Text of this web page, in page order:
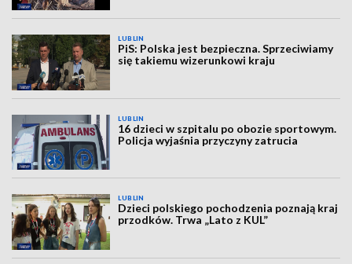
LUBLIN
PiS: Polska jest bezpieczna. Sprzeciwiamy
się takiemu wizerunkowi kraju
LUBLIN
16 dzieci w szpitalu po obozie sportowym.
Policja wyjaśnia przyczyny zatrucia
LUBLIN
Dzieci polskiego pochodzenia poznają kraj
przodków. Trwa „Lato z KUL”